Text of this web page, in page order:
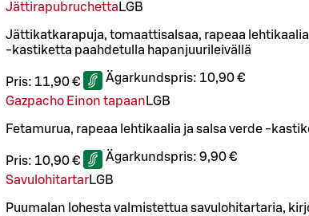
Jättirapubruchetta LGB
Jättikatkarapuja, tomaattisalsaa, rapeaa
-kastiketta paahdetulla hapanjuurileivällä
Pris: 11,90 € Ägarkundspris: 10,90 €
Gazpacho Einon tapaan LGB
Fetamurua, rapeaa lehtikaalia ja salsa verde -
Pris: 10,90 € Ägarkundspris: 9,90 €
SavulohitartarLGB
Puumalan lohesta valmistettua savulohitartaria,